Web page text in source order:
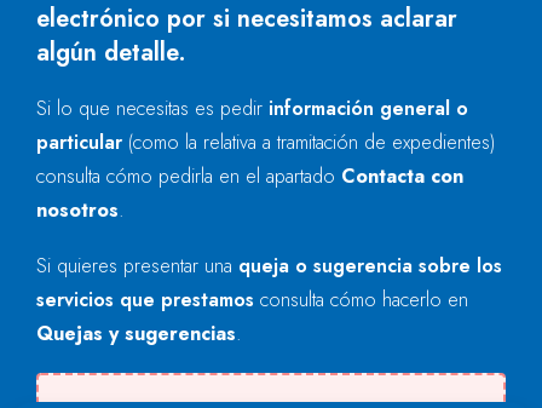
electrónico por si necesitamos aclarar
algún detalle.
Si lo que necesitas es pedir información general o
particular (como la relativa a tramitación de expedientes)
consulta cómo pedirla en el apartado Contacta con
nosotros.
Si quieres presentar una queja o sugerencia sobre los
servicios que prestamos consulta cómo hacerlo en
Quejas y sugerencias.